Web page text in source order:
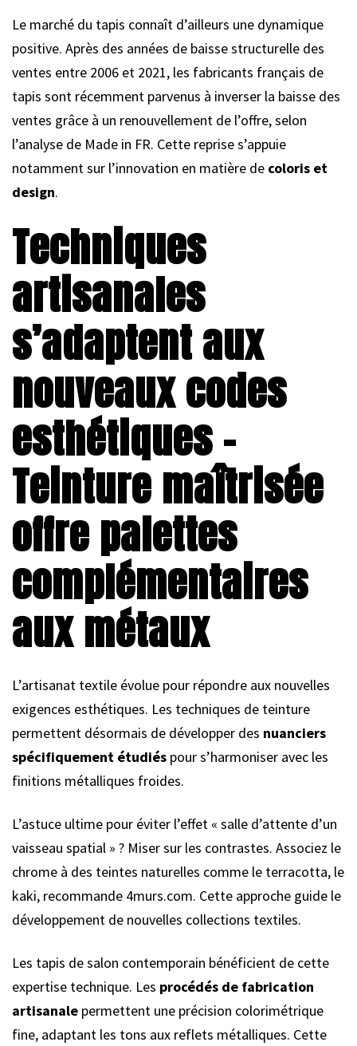
Le marché du tapis connaît d’ailleurs une dynamique
positive. Après des années de baisse structurelle des
ventes entre 2006 et 2021, les fabricants français de
tapis sont récemment parvenus à inverser la baisse des
ventes grâce à un renouvellement de l’offre, selon
l’analyse de Made in FR. Cette reprise s’appuie
notamment sur l’innovation en matière de coloris et
design.
Techniques
artisanales
s’adaptent aux
nouveaux codes
esthétiques –
Teinture maîtrisée
offre palettes
complémentaires
aux métaux
L’artisanat textile évolue pour répondre aux nouvelles
exigences esthétiques. Les techniques de teinture
permettent désormais de développer des nuanciers
spécifiquement étudiés pour s’harmoniser avec les
finitions métalliques froides.
L’astuce ultime pour éviter l’effet « salle d’attente d’un
vaisseau spatial » ? Miser sur les contrastes. Associez le
chrome à des teintes naturelles comme le terracotta, le
kaki, recommande 4murs.com. Cette approche guide le
développement de nouvelles collections textiles.
Les tapis de salon contemporain bénéficient de cette
expertise technique. Les procédés de fabrication
artisanale permettent une précision colorimétrique
fine, adaptant les tons aux reflets métalliques. Cette